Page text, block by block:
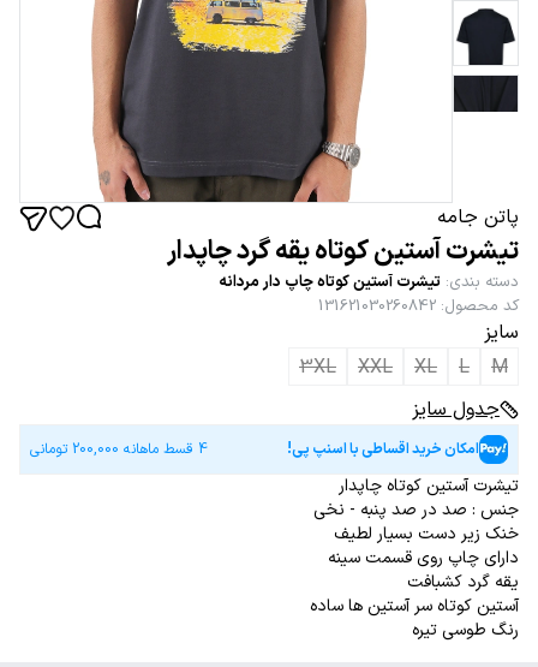
پاتن جامه
تیشرت آستین کوتاه یقه گرد چاپدار
دسته بندی: تیشرت آستین کوتاه چاپ دار مردانه
کد محصول:
131621030260842
سایز
M
L
XL
XXL
3XL
جدول سایز
امکان خرید اقساطی با اسنپ پی! 4 قسط ماهانه 200,000 تومانی
تیشرت آستین کوتاه چاپدار
جنس : صد در صد پنبه - نخی
خنک زیر دست بسیار لطیف
دارای چاپ روی قسمت سینه
یقه گرد کشبافت
آستین کوتاه سر آستین ها ساده
رنگ طوسی تیره